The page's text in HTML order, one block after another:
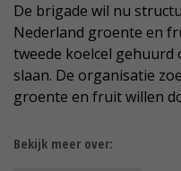
De brigade wil nu
Nederland groente en
tweede koelcel gehuurd
slaan. De organisatie
groente en fruit willen
Bekijk meer over: